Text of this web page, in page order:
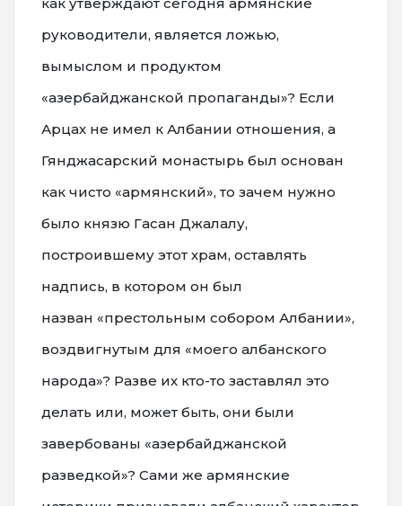
как утверждают сегодня армянские
руководители, является ложью,
вымыслом и продуктом
«азербайджанской пропаганды»? Если
Арцах не имел к Албании отношения, а
Гянджасарский монастырь был основан
как чисто «армянский», то зачем нужно
было князю Гасан Джалалу,
построившему этот храм, оставлять
надпись, в котором он был
назван «престольным собором Албании»,
воздвигнутым для «моего албанского
народа»? Разве их кто-то заставлял это
делать или, может быть, они были
завербованы «азербайджанской
разведкой»? Сами же армянские